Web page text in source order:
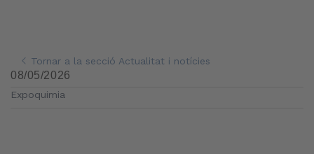
Tornar a la secció Actualitat i notícies
08/05/2026
Expoquimia